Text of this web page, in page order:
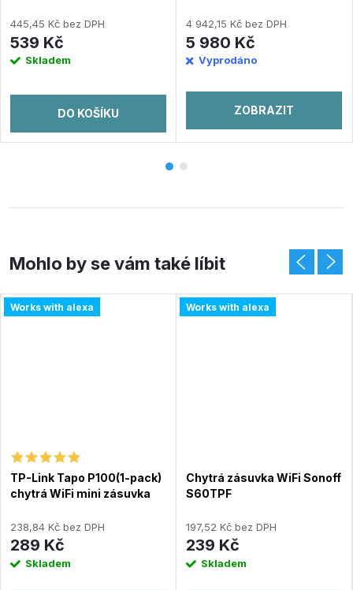
Zigbee), Černá
445,45 Kč bez DPH
539 Kč
Skladem
DO KOŠÍKU
Šedý
4 942,15 Kč bez DPH
5 980 Kč
Vyprodáno
ZOBRAZIT
Works with alexa
TP-Link Tapo P100(1-pack)
chytrá WiFi mini zásuvka
238,84 Kč bez DPH
289 Kč
Skladem
Works with alexa
Chytrá zásuvka WiFi Sonoff
S60TPF
197,52 Kč bez DPH
239 Kč
Skladem